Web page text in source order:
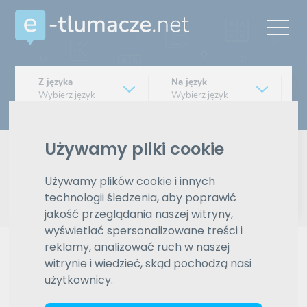
Używamy pliki cookie
Używamy plików cookie i innych
technologii śledzenia, aby poprawić
jakość przeglądania naszej witryny,
wyświetlać spersonalizowane treści i
reklamy, analizować ruch w naszej
witrynie i wiedzieć, skąd pochodzą nasi
użytkownicy.
Z języka
Wybierz język
Na język
Wybierz język
Pisemne czy ustne
Znajdź tłumacza
Wyszukiwanie zaawansowane
Reklama
ZAMÓW REKLAMĘ W TYM MIEJSCU